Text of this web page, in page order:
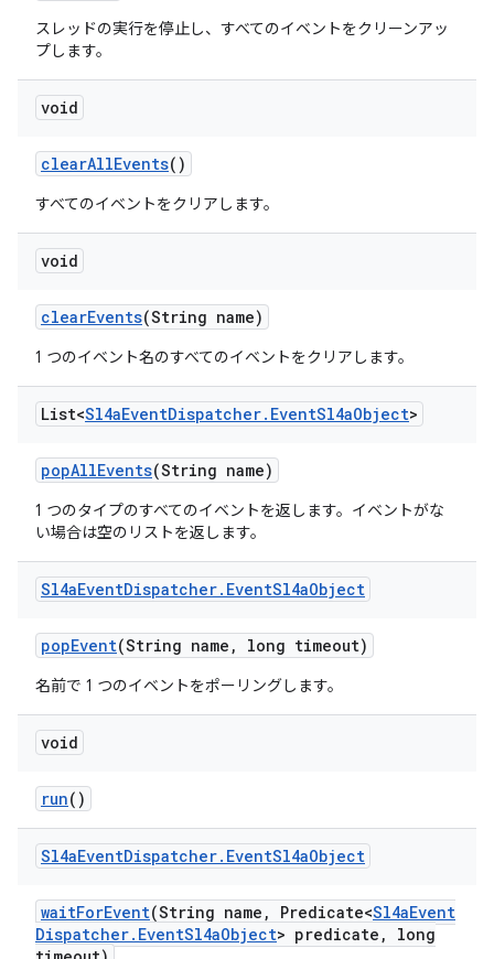
スレッドの実行を停止し、すべてのイベントをクリーンアッ
プします。
void
clearAllEvents()
すべてのイベントをクリアします。
void
clearEvents(String name)
1 つのイベント名のすべてのイベントをクリアします。
List<Sl4aEventDispatcher. EventSl4aObject>
popAllEvents(String name)
1 つのタイプのすべてのイベントを返します。イベントがな
い場合は空のリストを返します。
Sl4aEventDispatcher. EventSl4aObject
popEvent(String name , long timeout)
名前で 1 つのイベントをポーリングします。
void
run()
Sl4aEventDispatcher. EventSl4aObject
waitForEvent(String name , Predicate<Sl4aEvent
Dispatcher. EventSl4aObject> predicate ,
long